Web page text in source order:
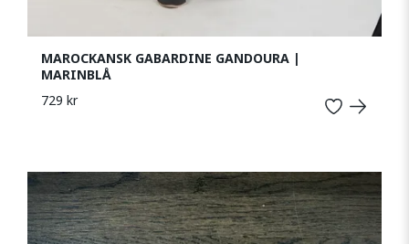
MAROCKANSK GABARDINE GANDOURA |
MARINBLÅ
729 kr